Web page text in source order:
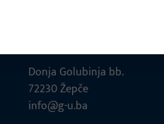
GU-Građevinski okovi d.o.o.
Donja Golubinja bb.
72230 Žepče
info@g-u.ba